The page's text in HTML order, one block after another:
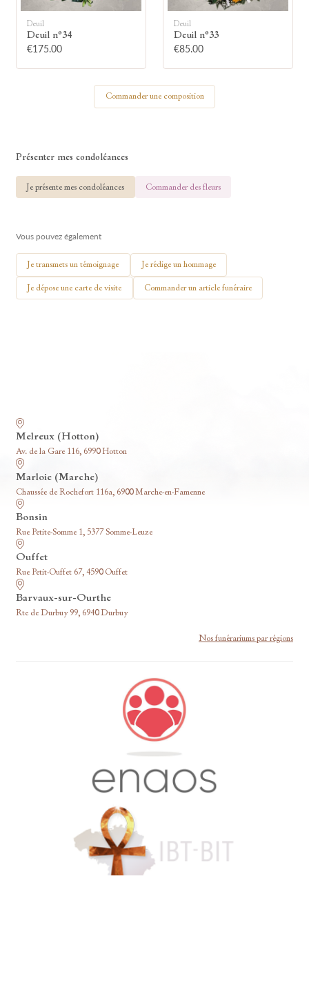
Votre prénom
Deuil
Deuil n°34
€175.00
Deuil
Deuil n°33
€85.00
Commander une composition
Présenter mes condoléances
Je présente mes condoléances Commander des fleurs
Vous pouvez également
Je transmets un témoignage Je rédige un hommage
Je dépose une carte de visite Commander un article funéraire
Melreux (Hotton)
Av. de la Gare 116, 6990 Hotton
Marloie (Marche)
Chaussée de Rochefort 116a, 6900 Marche-en-Famenne
Bonsin
Rue Petite-Somme 1, 5377 Somme-Leuze
Ouffet
Rue Petit-Ouffet 67, 4590 Ouffet
Barvaux-sur-Ourthe
Rte de Durbuy 99, 6940 Durbuy
Nos funérariums par régions